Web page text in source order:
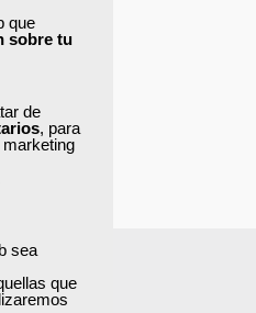
que
sobre tu
de
, para
sea
que
la
más